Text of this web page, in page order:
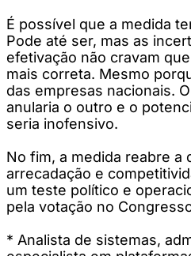
É possível que a medida
Pode até ser, mas as
efetivação não cravam
mais correta. Mesmo
das empresas nacionais.
anularia o outro e o
seria inofensivo.
No fim, a medida reabre a
arrecadação e
um teste político e
pela votação no
* Analista de sistemas,